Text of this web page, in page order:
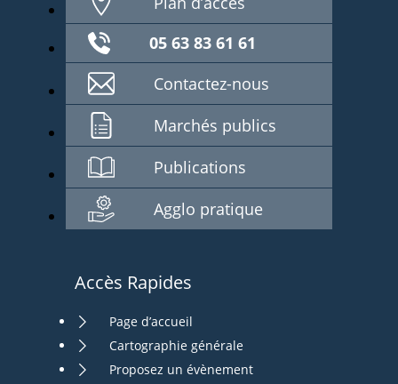
05 63 83 61 61
Contactez-nous
Marchés publics
Publications
Agglo pratique
Accès Rapides
Page d’accueil
Cartographie générale
Proposez un évènement